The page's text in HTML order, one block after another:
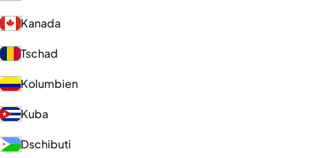
Kanada
Tschad
Kolumbien
Kuba
Dschibuti